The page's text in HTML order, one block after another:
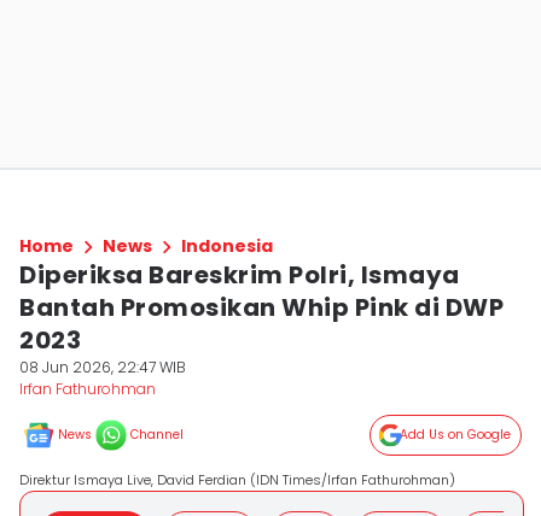
Home News Indonesia
Diperiksa Bareskrim Polri, Ismaya
Bantah Promosikan Whip Pink di DWP
2023
08 Jun 2026, 22:47 WIB
Irfan Fathurohman
News Channel Add Us on Google
Direktur Ismaya Live, David Ferdian (IDN Times/Irfan Fathurohman)